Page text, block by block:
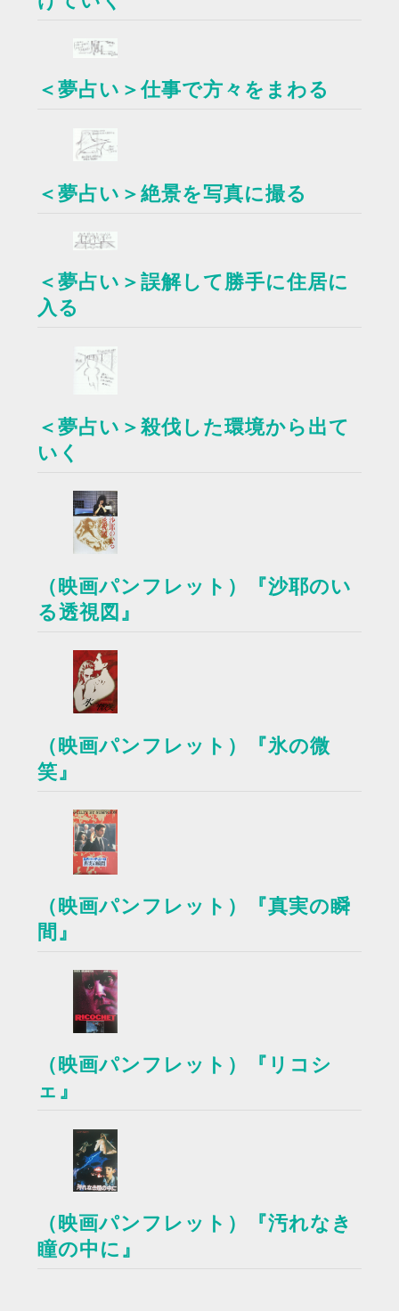
＜夢占い＞仕事で方々をまわる
＜夢占い＞絶景を写真に撮る
＜夢占い＞誤解して勝手に住居に
入る
＜夢占い＞殺伐した環境から出て
いく
（映画パンフレット）『沙耶のい
る透視図』
（映画パンフレット）『氷の微
笑』
（映画パンフレット）『真実の瞬
間』
（映画パンフレット）『リコシ
ェ』
（映画パンフレット）『汚れなき
瞳の中に』